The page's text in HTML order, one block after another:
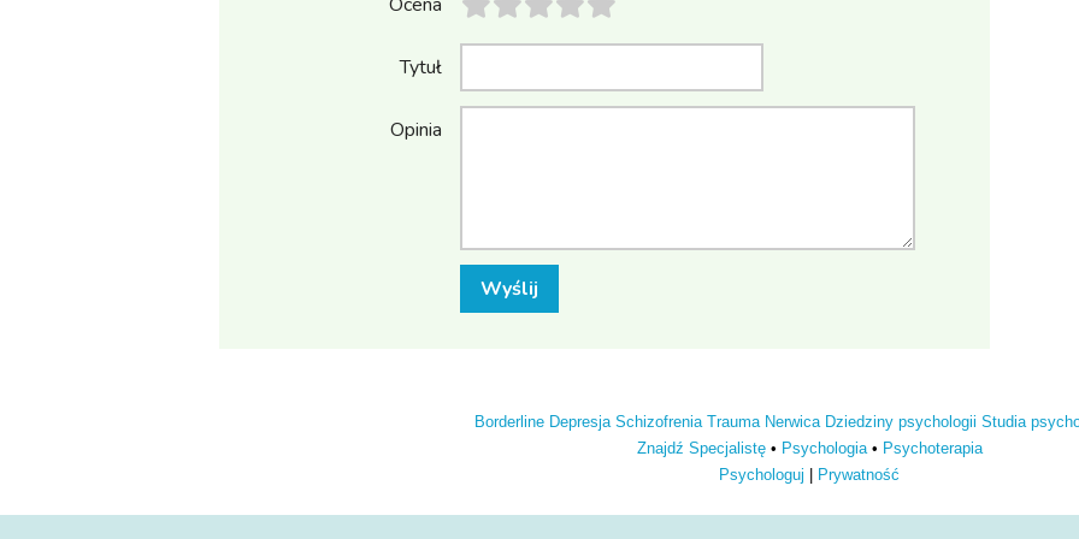
Tytuł
Opinia
Wyślij
Borderline Depresja Schizofrenia Trauma Nerwica Dziedziny psychologii Studia
Znajdź Specjalistę• Psychologia• Psychoterapia
Psychologuj
Prywatność